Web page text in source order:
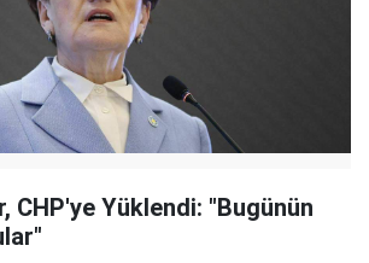
CHP'ye Yüklendi: "Bugünün